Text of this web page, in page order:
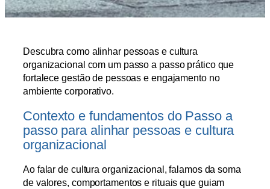
Descubra como alinhar pessoas e cultura
organizacional com um passo a passo prático que
fortalece gestão de pessoas e engajamento no
ambiente corporativo.
Contexto e fundamentos do Passo a
passo para alinhar pessoas e cultura
organizacional
Ao falar de cultura organizacional, falamos da soma
de valores, comportamentos e rituais que guiam